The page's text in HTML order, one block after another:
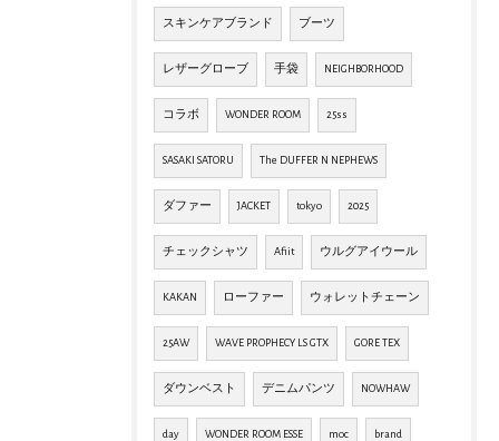
スキンケアブランド ブーツ
レザーグローブ 手袋 NEIGHBORHOOD
コラボ WONDER ROOM 25ss
SASAKI SATORU The DUFFER N NEPHEWS
ダファー JACKET tokyo 2025
チェックシャツ Afiit ウルグアイウール
KAKAN ローファー ウォレットチェーン
25AW WAVE PROPHECY LS GTX GORE TEX
ダウンベスト デニムパンツ NOWHAW
day WONDER ROOM ESSE moc brand